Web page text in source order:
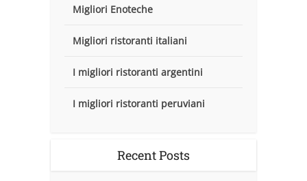
Migliori Enoteche
Migliori ristoranti italiani
I migliori ristoranti argentini
I migliori ristoranti peruviani
Recent Posts